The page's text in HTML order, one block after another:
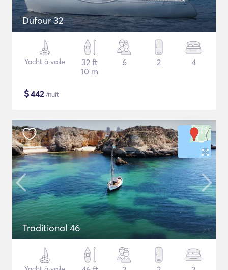
Dufour 32
Yacht à voile
32 ft
10 m
6 2 4
$442/nuit
Traditional 46